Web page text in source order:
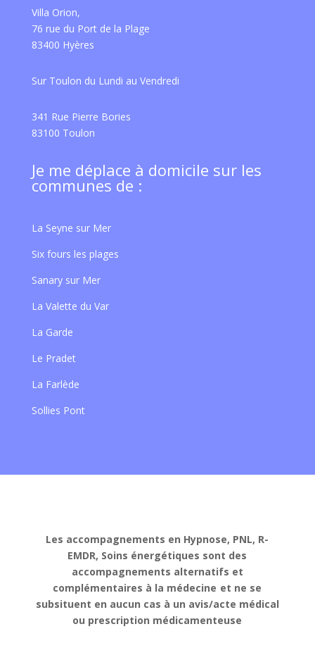
Villa Orion,
76 rue du Port de la Plage
83400 Hyères
Sur Toulon du Lundi au Vendredi
341 Rue Pierre Bories
83100 Toulon
Je me déplace à domicile sur les
communes de :
La Seyne sur Mer
Six fours les plages
Sanary sur Mer
La Valette du Var
La Garde
Le Pradet
La Farlède
Sollies Pont
Les accompagnements en Hypnose, PNL, R-
EMDR, Soins énergétiques sont des
accompagnements alternatifs et
complémentaires à la médecine et ne se
subsituent en aucun cas à un avis/acte médical
ou prescription médicamenteuse